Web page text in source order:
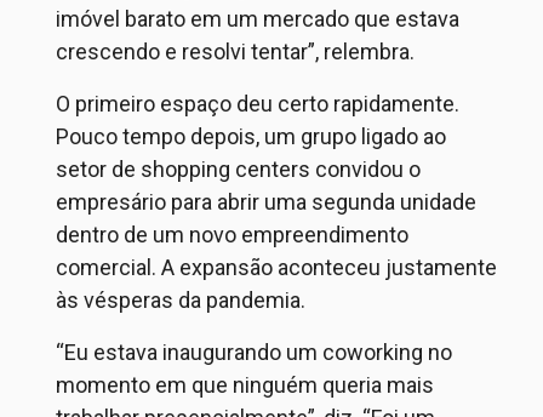
imóvel barato em um mercado que estava
crescendo e resolvi tentar”, relembra.
O primeiro espaço deu certo rapidamente.
Pouco tempo depois, um grupo ligado ao
setor de shopping centers convidou o
empresário para abrir uma segunda unidade
dentro de um novo empreendimento
comercial. A expansão aconteceu justamente
às vésperas da pandemia.
“Eu estava inaugurando um coworking no
momento em que ninguém queria mais